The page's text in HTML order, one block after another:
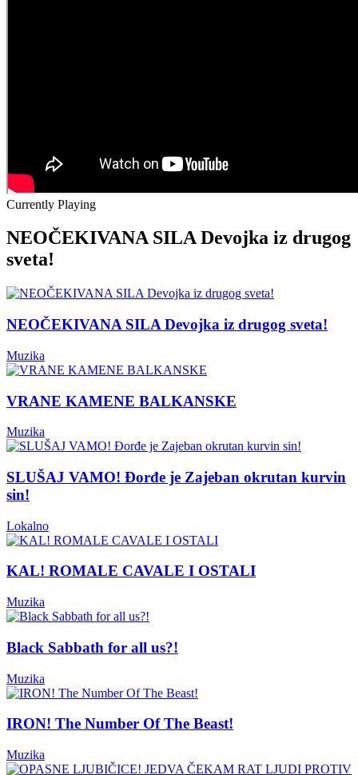
Currently Playing
NEOČEKIVANA SILA Devojka iz drugog
sveta!
NEOČEKIVANA SILA Devojka iz drugog sveta!
Muzika
VRANE KAMENE BALKANSKE
Muzika
SLUŠAJ VAMO! Đorđe je Zajeban okrutan kurvin
sin!
Lokalno
KAL! ROMALE CAVALE I OSTALI
Muzika
Black Sabbath for all us?!
Muzika
IRON! The Number Of The Beast!
Muzika